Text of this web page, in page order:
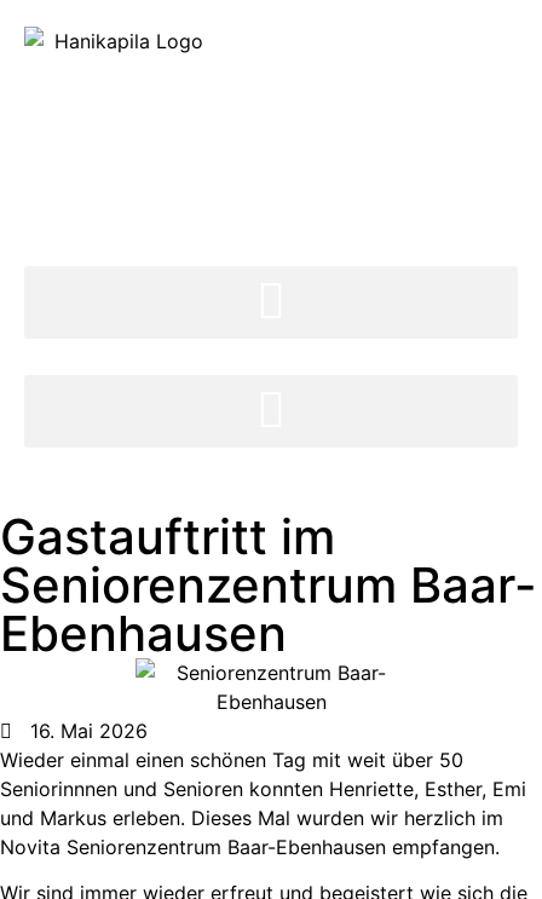
Gastauftritt im
Seniorenzentrum Baar-
Ebenhausen
16. Mai 2026
Wieder einmal einen schönen Tag mit weit über 50
Seniorinnnen und Senioren konnten Henriette, Esther, Emi
und Markus erleben. Dieses Mal wurden wir herzlich im
Novita Seniorenzentrum Baar-Ebenhausen empfangen.
Wir sind immer wieder erfreut und begeistert wie sich die